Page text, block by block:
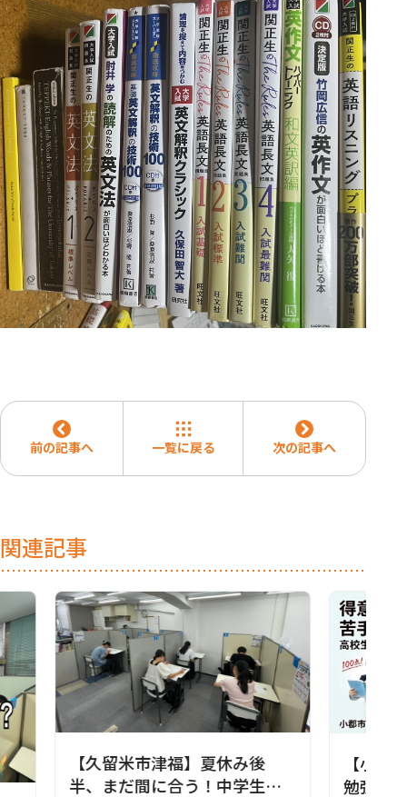
前の記事へ 一覧に戻る 次の記事へ
関連記事
【久留米市津福】夏休み後
半、まだ間に合う！中学生が
【小郡
勉強法